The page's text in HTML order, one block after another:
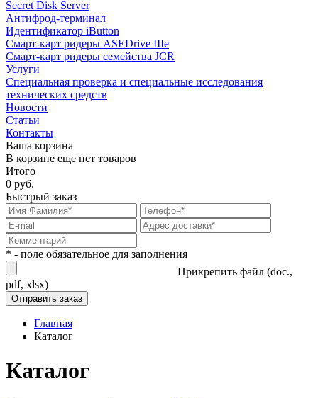
Secret Disk Server
Антифрод-терминал
Идентификатор iButton
Смарт-карт ридеры ASEDrive IIIe
Смарт-карт ридеры семейства JCR
Услуги
Специальная проверка и специальные исследования
технических средств
Новости
Статьи
Контакты
Ваша корзина
В корзине еще нет товаров
Итого
0 руб.
Быстрый заказ
* - поле обязательное для заполнения
Прикрепить файл (doc.,
pdf, xlsx)
Главная
Каталог
Каталог